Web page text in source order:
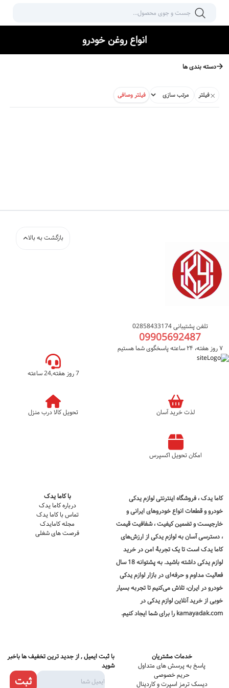
انواع روغن خودرو
دسته بندی ها
فیلتر فیلتر وصافی
تلفن پشتیبانی 02858433174
09905692487
۷ روز هفته، ۲۴ ساعته پاسخگوی شما هستیم
بازگشت به بالا
7 روز هفته,24 ساعته
لذت خرید آسان تحویل کالا درب منزل
امکان تحویل اکسپرس
کاما یدک، فروشگاه اینترنتی لوازم یدکی
خودرو و قطعات انواع خودروهای ایرانی و
خارجیست و تضمین کیفیت ، شفافیت قیمت
، دسترسی آسان به لوازم یدکی از ارزش‌های
کاما یدک است تا یک تجربۀ امن درخرید
لوازم یدکی
داشته باشید. به پشتوانه 18 سال
فعالیت مداوم و حرفه‌ای در بازار لوازم یدکی
خودرو در ایران، تلاش می‌کنیم تا تجربه بسیار
خوبی از خرید آنلاین لوازم یدکی در
kamayadak.com را برای شما ایجاد کنیم.
با کاما یدک
درباره کاما یدک
تماس با کاما یدک
مجله کامایدک
فرصت های شغلی
خدمات مشتریان
پاسخ به پرسش های متداول
حریم خصوصی
دیسک ترمز اسپرت و کاردینال
با ثبت ایمیل , از جدید ترین تخفیف ها باخبر
شوید
ثبت